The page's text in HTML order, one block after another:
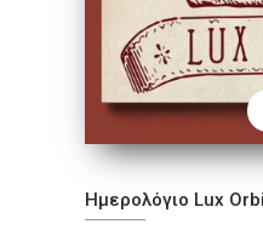
Ημερολόγιο Lux